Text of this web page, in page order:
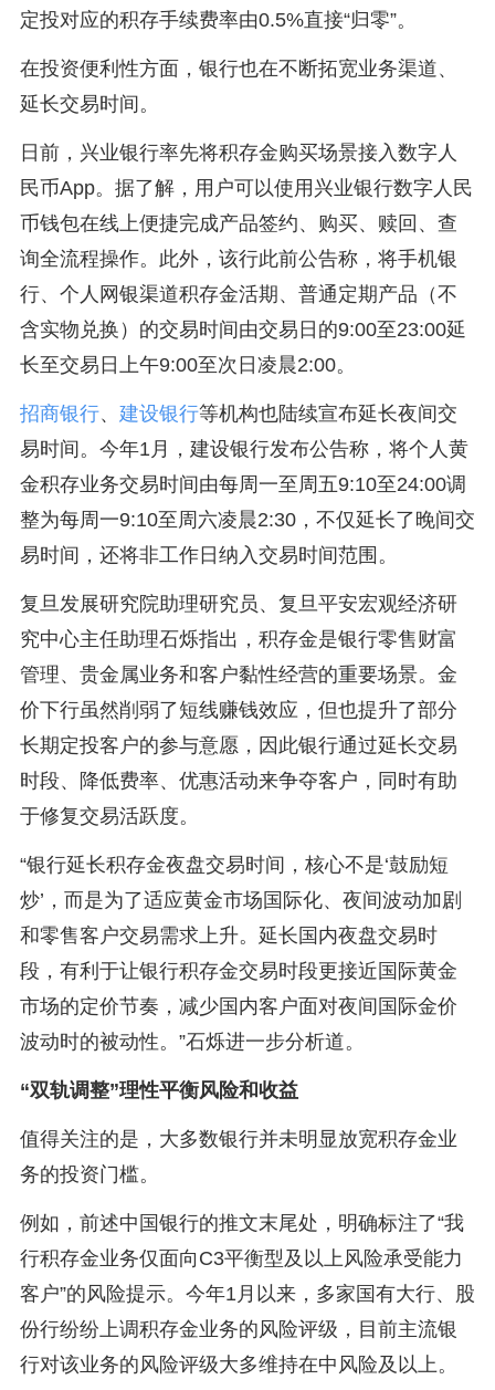
定投对应的积存手续费率由0.5%直接“归零”。
在投资便利性方面，银行也在不断拓宽业务渠道、
延长交易时间。
日前，兴业银行率先将积存金购买场景接入数字人
民币App。据了解，用户可以使用兴业银行数字人民
币钱包在线上便捷完成产品签约、购买、赎回、查
询全流程操作。此外，该行此前公告称，将手机银
行、个人网银渠道积存金活期、普通定期产品（不
含实物兑换）的交易时间由交易日的9:00至23:00延
长至交易日上午9:00至次日凌晨2:00。
招商银行、 建设银行等机构也陆续宣布延长夜间交
易时间。今年1月，建设银行发布公告称，将个人黄
金积存业务交易时间由每周一至周五9:10至24:00调
整为每周一9:10至周六凌晨2:30，不仅延长了晚间交
易时间，还将非工作日纳入交易时间范围。
复旦发展研究院助理研究员、复旦平安宏观经济研
究中心主任助理石烁指出，积存金是银行零售财富
管理、贵金属业务和客户黏性经营的重要场景。金
价下行虽然削弱了短线赚钱效应，但也提升了部分
长期定投客户的参与意愿，因此银行通过延长交易
时段、降低费率、优惠活动来争夺客户，同时有助
于修复交易活跃度。
“银行延长积存金夜盘交易时间，核心不是‘鼓励短
炒’，而是为了适应黄金市场国际化、夜间波动加剧
和零售客户交易需求上升。延长国内夜盘交易时
段，有利于让银行积存金交易时段更接近国际黄金
市场的定价节奏，减少国内客户面对夜间国际金价
波动时的被动性。”石烁进一步分析道。
“双轨调整”理性平衡风险和收益
值得关注的是，大多数银行并未明显放宽积存金业
务的投资门槛。
例如，前述中国银行的推文末尾处，明确标注了“我
行积存金业务仅面向C3平衡型及以上风险承受能力
客户”的风险提示。今年1月以来，多家国有大行、股
份行纷纷上调积存金业务的风险评级，目前主流银
行对该业务的风险评级大多维持在中风险及以上。